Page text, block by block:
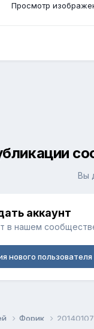
Просмотр
Вы
аккаунт
в нашем
нового пользователя
Форик